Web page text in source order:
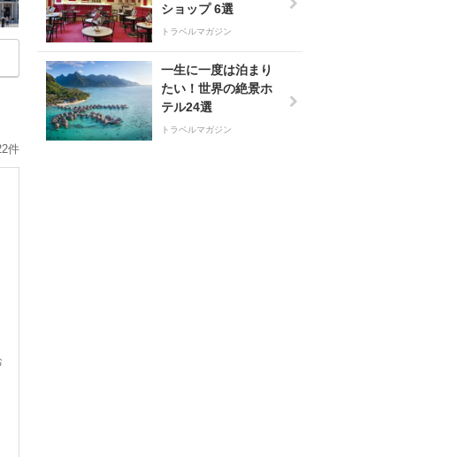
件
ショップ 6選
トラベルマガジン
一生に一度は泊まり
たい！世界の絶景ホ
テル24選
トラベルマガジン